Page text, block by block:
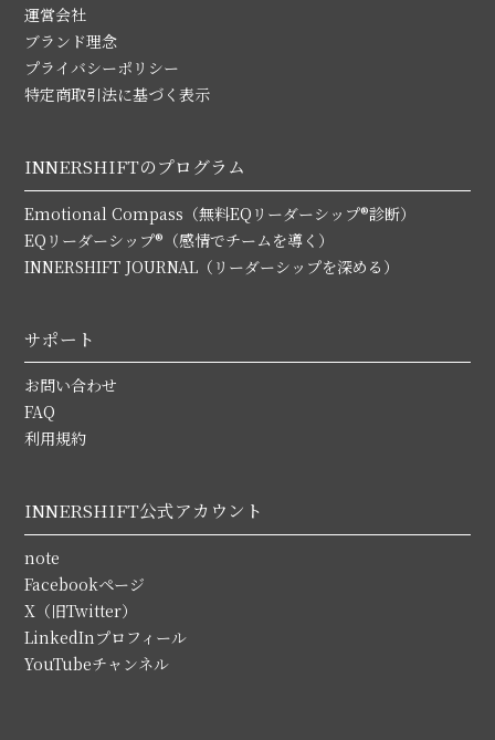
運営会社
ブランド理念
プライバシーポリシー
特定商取引法に基づく表示
INNERSHIFTのプログラム
Emotional Compass（無料EQリーダーシップ®診断）
EQリーダーシップ®（感情でチームを導く）
INNERSHIFT JOURNAL（リーダーシップを深める）
サポート
お問い合わせ
FAQ
利用規約
INNERSHIFT公式アカウント
note
Facebookページ
X（旧Twitter）
LinkedInプロフィール
YouTubeチャンネル